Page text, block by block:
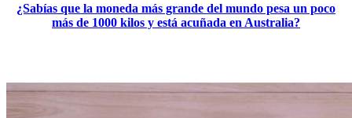
¿Sabías que la moneda más grande del mundo pesa un poco
más de 1000 kilos y está acuñada en Australia?